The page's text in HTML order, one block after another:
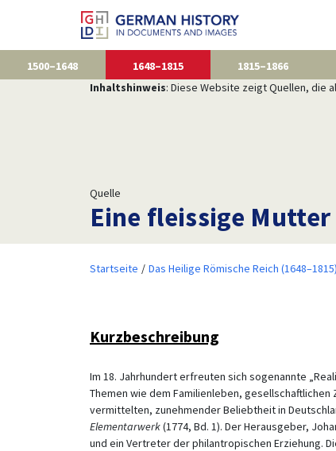
1500–1648 1648–1815 1815–1866
Inhaltshinweis: Diese Website zeigt Quellen, die
Quelle
Eine fleissige
Startseite Das Heilige Römische Reich (1648–1815)
Kurzbeschreibung
Im 18. Jahrhundert erfreuten sich sogenannte
Themen wie dem Familienleben,
vermittelten, zunehmender Beliebtheit in
Elementarwerk(1774, Bd. 1). Der Herausgeber,
und ein Vertreter der philantropischen Erziehung.